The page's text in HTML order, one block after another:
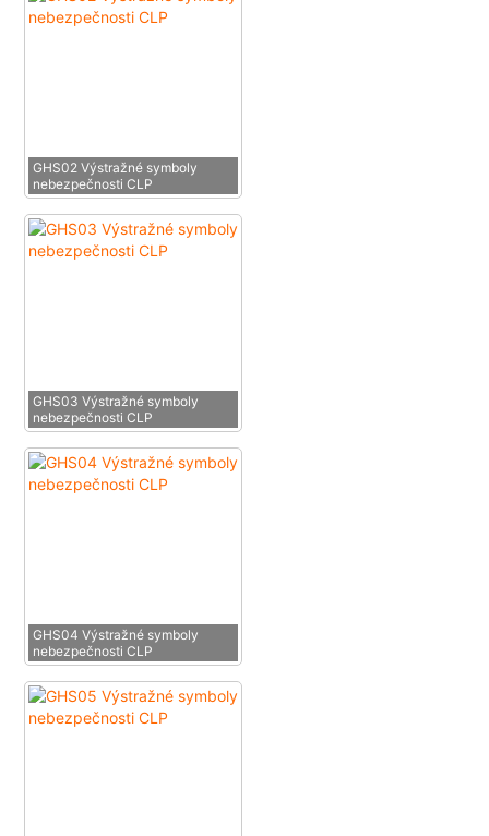
GHS02 Výstražné symboly
nebezpečnosti CLP
GHS03 Výstražné symboly
nebezpečnosti CLP
GHS04 Výstražné symboly
nebezpečnosti CLP